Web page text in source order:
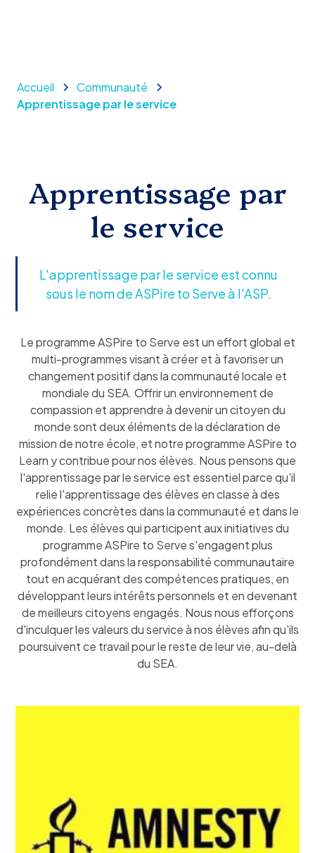
Accueil
Communauté
Apprentissage par le service
Apprentissage par
le service
L'apprentissage par le service est connu
sous le nom de ASPire to Serve à l'ASP.
Le programme ASPire to Serve est un effort global et
multi-programmes visant à créer et à favoriser un
changement positif dans la communauté locale et
mondiale du SEA. Offrir un environnement de
compassion et apprendre à devenir un citoyen du
monde sont deux éléments de la déclaration de
mission de notre école, et notre programme ASPire to
Learn y contribue pour nos élèves. Nous pensons que
l'apprentissage par le service est essentiel parce qu'il
relie l'apprentissage des élèves en classe à des
expériences concrètes dans la communauté et dans le
monde. Les élèves qui participent aux initiatives du
programme ASPire to Serve s'engagent plus
profondément dans la responsabilité communautaire
tout en acquérant des compétences pratiques, en
développant leurs intérêts personnels et en devenant
de meilleurs citoyens engagés. Nous nous efforçons
d'inculquer les valeurs du service à nos élèves afin qu'ils
poursuivent ce travail pour le reste de leur vie, au-delà
du SEA.